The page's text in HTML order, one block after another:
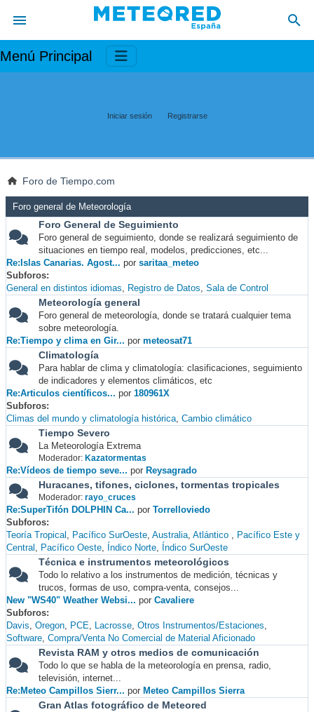
Menú Principal
Iniciar sesión Registrarse
Foro de Tiempo.com
Foro general de Meteorología
Foro General de Seguimiento
Foro general de seguimiento, donde se realizará seguimiento de
situaciones en tiempo real, modelos, predicciones, etc...
Re:Islas Canarias. Agost... por saritaa_meteo
Subforos
General en distintos idiomas
Registro de Datos Sala de Control
Meteorología general
Foro general de meteorología, donde se tratará cualquier tema
sobre meteorología.
Re:Tiempo y clima en Gir... por meteosat71
Climatología
Para hablar de clima y climatología: clasificaciones, seguimiento
de indicadores y elementos climáticos, etc
Re:Articulos científicos... por 180961X
Subforos
Climas del mundo y climatología histórica Cambio climático
Tiempo Severo
La Meteorología Extrema
Moderador: Kazatormentas
Re:Vídeos de tiempo seve... por Reysagrado
Huracanes, tifones, ciclones, tormentas tropicales
Moderador: rayo_cruces
Re:SuperTifón DOLPHIN Ca... por Torrelloviedo
Subforos
Teoría Tropical
Pacífico SurOeste Australia Atlántico
Pacífico Este y
Central
Pacífico Oeste Índico Norte Índico SurOeste
Técnica e instrumentos meteorológicos
Todo lo relativo a los instrumentos de medición, técnicas y
trucos, formas de uso, compra-venta, consejos...
New "WS40" Weather Websi... por Cavaliere
Subforos
Davis Oregon PCE Lacrosse Otros Instrumentos/Estaciones
Software Compra/Venta No Comercial de Material Aficionado
Revista RAM y otros medios de comunicación
Todo lo que se habla de la meteorología en prensa, radio,
televisión, internet...
Re:Meteo Campillos Sierr... por Meteo Campillos Sierra
Gran Atlas fotográfico de Meteored